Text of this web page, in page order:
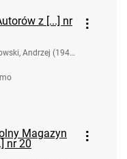
z [...] nr
Andrzej (1947
Magazyn
nr 20